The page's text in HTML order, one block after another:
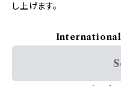
し上げます。